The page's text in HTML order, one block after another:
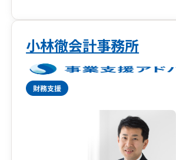
小林徹会計事務所